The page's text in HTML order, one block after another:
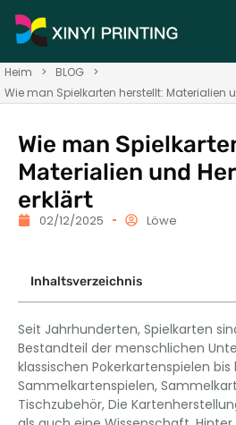
Heim > BLOG
>
Wie man Spielkarten herstellt: Materialien
Wie man
Materialien und
erklärt
02/12/2025 Löwe
Inhaltsverzeichnis
Seit Jahrhunderten, Spielkarten
Bestandteil der menschlichen
klassischen Pokerkartenspielen
Sammelkartenspielen,
Tischzubehör, Die